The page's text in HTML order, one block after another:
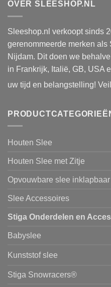
OVER SLEESHOP.NL
Sleeshop.nl verkoopt sinds
gerenommeerde merken als
Nijdam. Dit doen we
in Frankrijk, Italië, GB, USA
uw tijd en belangstelling!
Houten Slee
Houten Slee met Zitje
Opvouwbare slee inklapbaar
Slee Accessoires
Stiga Onderdelen en
Babyslee
Kunststof slee
Stiga Snowracers®